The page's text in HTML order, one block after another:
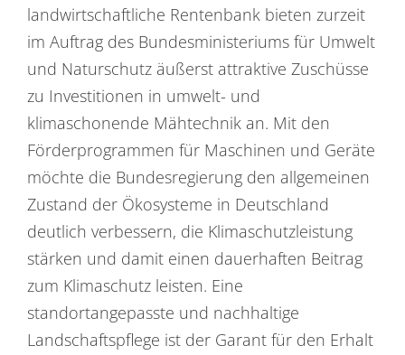
landwirtschaftliche Rentenbank bieten zurzeit
im Auftrag des Bundesministeriums für Umwelt
und Naturschutz äußerst attraktive Zuschüsse
zu Investitionen in umwelt- und
klimaschonende Mähtechnik an. Mit den
Förderprogrammen für Maschinen und Geräte
möchte die Bundesregierung den allgemeinen
Zustand der Ökosysteme in Deutschland
deutlich verbessern, die Klimaschutzleistung
stärken und damit einen dauerhaften Beitrag
zum Klimaschutz leisten. Eine
standortangepasste und nachhaltige
Landschaftspflege ist der Garant für den Erhalt